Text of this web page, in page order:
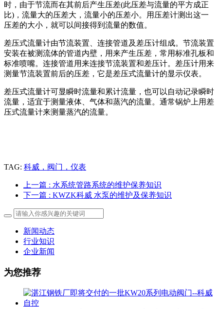
时，由于节流而在其前后产生压差(此压差与流量的平方成正
比)，流量大的压差大，流量小的压差小。用压差计测出这一
压差的大小，就可以间接得到流量的数值。
差压式流量计由节流装置、连接管道及差压计组成。节流装置
安装在被测流体的管道内壁，用来产生压差，常用标准孔板和
标准喷嘴。连接管道用来连接节流装置和差压计。差压计用来
测量节流装置前后的压差，它是差压式流量计的显示仪表。
差压式流量计可显瞬时流量和累计流量，也可以自动记录瞬时
流量，适宜于测量液体、气体和蒸汽的流量。通常锅炉上用差
压式流量计来测量蒸汽的流量。
TAG: 科威，阀门，仪表
上一篇 : 水系统管路系统的维护保养知识
下一篇 : KWZK科威 水泵的维护及保养知识
新闻动态
行业知识
企业新闻
为您推荐